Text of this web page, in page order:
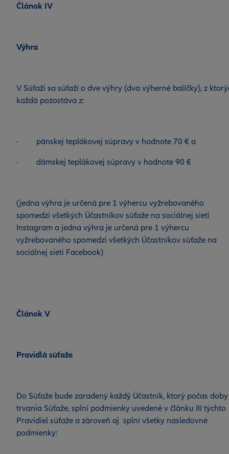
Článok IV
Výhra
V Súťaži sa súťaží o dve výhry (dva výherné balíčky), z
každá pozostáva z:
· pánskej teplákovej súpravy v hodnote 70 € a
· dámskej teplákovej súpravy v hodnote 90 €
(jedna výhra je určená pre 1 výhercu vyžrebovaného
spomedzi všetkých Účastníkov súťaže na sociálnej sieti
Instagram a jedna výhra je určená pre 1 výhercu
vyžrebovaného spomedzi všetkých Účastníkov súťaže na
sociálnej sieti Facebook)
Článok V
Pravidlá súťaže
Do Súťaže bude zaradený každý Účastník, ktorý počas doby
trvania Súťaže, splní podmienky uvedené v článku III týchto
Pravidiel súťaže a zároveň aj splní všetky nasledovné
podmienky: